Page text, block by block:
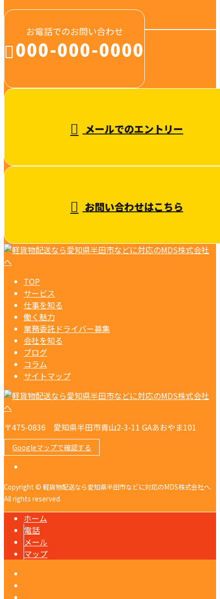
お電話でのお問い合わせ
000-000-0000
メールでのエントリー
お問い合わせはこちら
TOP
サービス
仕事を知る
働く魅力
業務委託ドライバー募集
会社を知る
ブログ
コラム
サイトマップ
〒475-0836 愛知県半田市青山2-3-11 GAあおやま101
Googleマップで確認する
Copyright © 軽貨物配送なら愛知県半田市などに対応のMDS株式会社へ.
All rights reserved.
ホーム
電話
メール
マップ